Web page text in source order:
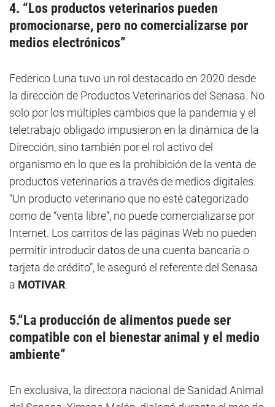
4. “Los productos veterinarios pueden
promocionarse, pero no comercializarse por
medios electrónicos”
Federico Luna tuvo un rol destacado en 2020 desde
la dirección de Productos Veterinarios del Senasa. No
solo por los múltiples cambios que la pandemia y el
teletrabajo obligado impusieron en la dinámica de la
Dirección, sino también por el rol activo del
organismo en lo que es la prohibición de la venta de
productos veterinarios a través de medios digitales.
“Un producto veterinario que no esté categorizado
como de “venta libre”, no puede comercializarse por
Internet. Los carritos de las páginas Web no pueden
permitir introducir datos de una cuenta bancaria o
tarjeta de crédito”, le aseguró el referente del Senasa
a MOTIVAR.
5.“La producción de alimentos puede ser
compatible con el bienestar animal y el medio
ambiente”
En exclusiva, la directora nacional de Sanidad Animal